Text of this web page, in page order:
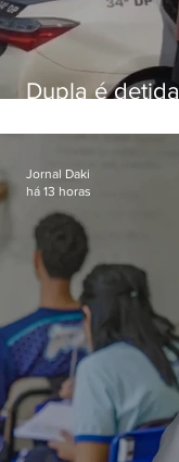
Dupla é
Bangu
Jornal Daki
há 13 horas